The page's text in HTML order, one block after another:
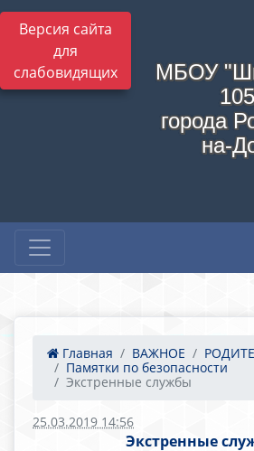
Версия сайта
для
слабовидящих
МБОУ
города
на-
Главная ВАЖНОЕ
Памятки по безопасности
Экстренные службы
25.03.2019 14:56
Экстренные